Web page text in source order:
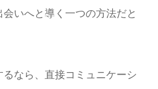
いへと導く一つの方法だと
なら、直接コミュニケーシ